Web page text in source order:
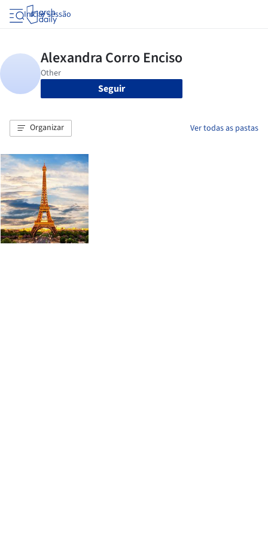
Iniciar sessão
Seguir
Organizar Ver todas as pastas